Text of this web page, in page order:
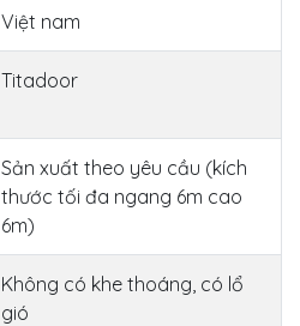
Việt nam
Titadoor
Sản xuất theo yêu cầu (kích
thước tối đa ngang 6m cao
6m)
Không có khe thoáng, có lổ
gió